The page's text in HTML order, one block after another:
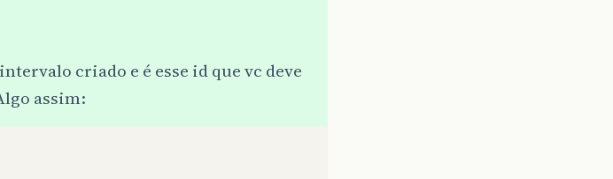
criado e é esse id que vc deve
assim: